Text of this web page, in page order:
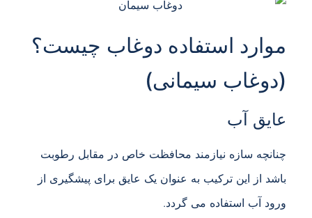
موارد استفاده دوغاب چیست؟
(دوغاب سیمانی)
عایق آب
چنانچه سازه نیازمند محافظت خاص در مقابل رطوبت
باشد از این ترکیب به عنوان یک عایق برای پیشگیری از
ورود آب استفاده می گردد.